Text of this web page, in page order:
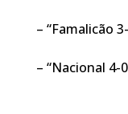
– “Famalicão
– “Nacional 4-